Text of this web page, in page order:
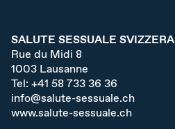
SALUTE SESSUALE SVIZZERA
Rue du Midi 8
1003 Lausanne
Tel: +41 58 733 36 36
info@salute-sessuale.ch
www.salute-sessuale.ch